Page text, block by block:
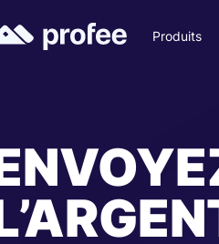
Produits